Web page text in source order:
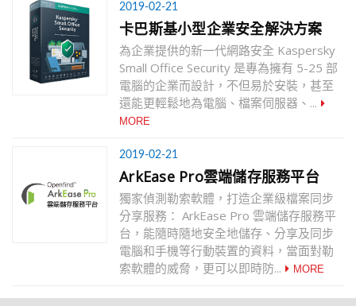
2019-02-21
卡巴斯基小型企業安全解決方案
為企業提供的新一代網路安全 Kaspersky
Small Office Security 是專為擁有 5-25 部
電腦的企業而設計，不但易於安裝，甚至
還能更輕鬆地為電腦、檔案伺服器、...
2019-02-21
ArkEase Pro雲端儲存服務平台
獨家偵測勒索軟體，打造企業級檔案同步
分享服務： ArkEase Pro 雲端儲存服務平
台，能隨時隨地安全地儲存、分享及同步
電腦和手機等行動裝置的資料，當面對勒
索軟體的威脅，更可以即時防...